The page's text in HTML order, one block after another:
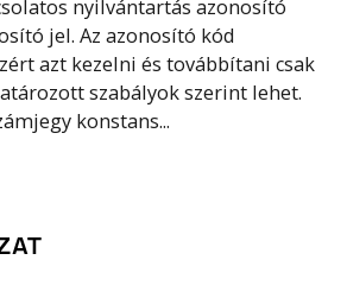
nyilvántartás azonosító
jel. Az azonosító kód
azt kezelni és továbbítani csak
szabályok szerint lehet.
konstans...